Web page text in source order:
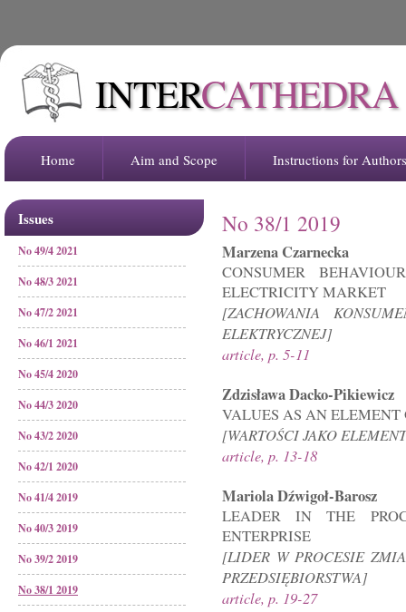
INTERCATHEDRA
Home Aim and Scope Instructions for Authors
Issues
No 49/4 2021
No 48/3 2021
No 47/2 2021
No 46/1 2021
No 45/4 2020
No 44/3 2020
No 43/2 2020
No 42/1 2020
No 41/4 2019
No 40/3 2019
No 39/2 2019
No 38/1 2019
No 38/1 2019
Marzena Czarnecka
CONSUMER
ELECTRICITY MARKET
[ZACHOWANIA
ELEKTRYCZNEJ]
article, p. 5-11
Zdzisława Dacko-Pikiewicz
VALUES AS AN
[WARTOŚCI JAKO
article, p. 13-18
Mariola Dźwigoł-Barosz
LEADER IN THE
ENTERPRISE
[LIDER W PROCESIE
PRZEDSIĘBIORSTWA]
article, p. 19-27